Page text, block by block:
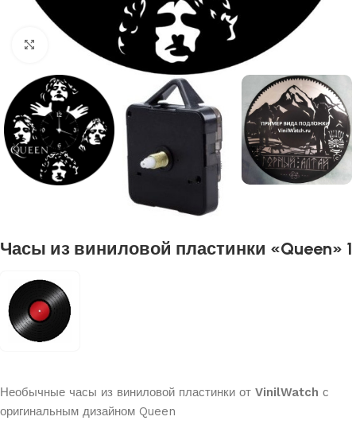
Нажмите, чтобы увеличить
Часы из виниловой пластинки «Queen» 1
Необычные часы из виниловой пластинки от VinilWatch с
оригинальным дизайном Queen